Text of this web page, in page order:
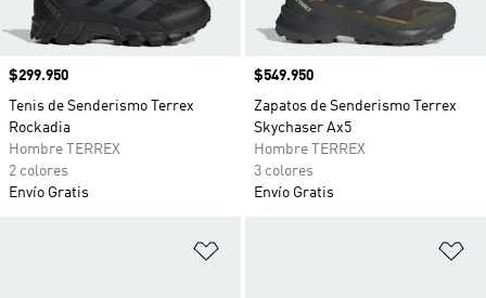
Precio
$299.950
Tenis de Senderismo Terrex
Rockadia
Hombre TERREX
2 colores
Envío Gratis
Precio
$549.950
Zapatos de Senderismo Terrex
Skychaser Ax5
Hombre TERREX
3 colores
Envío Gratis